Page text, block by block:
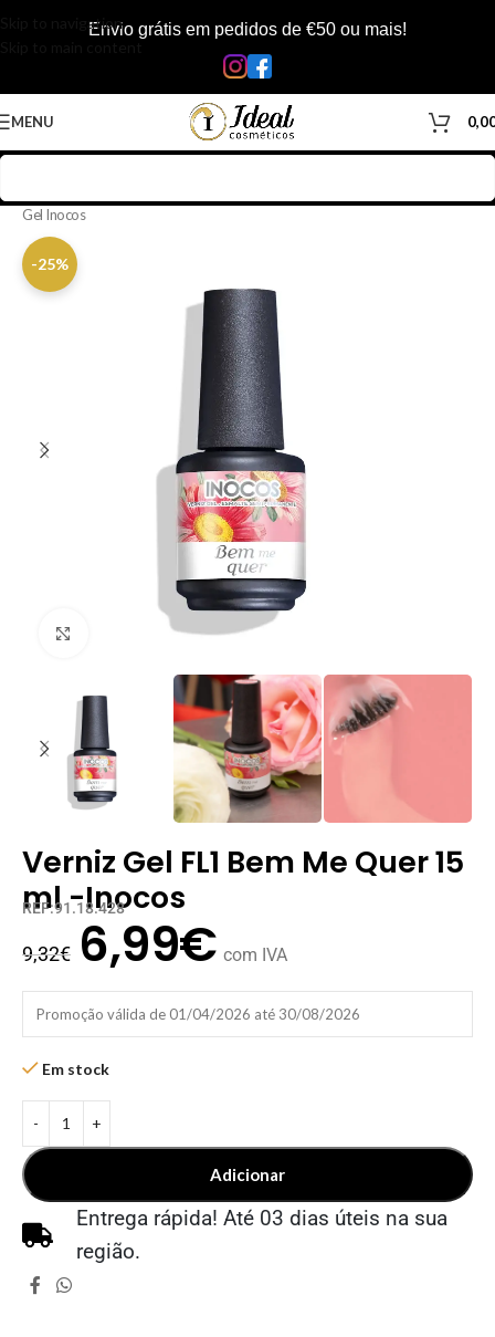
Skip to navigationEnvio grátis em pedidos de €50 ou mais!
MENU
Gel Inocos
-25%
Clique para ampliar
Verniz Gel FL1 Bem Me Quer 15
ml -Inocos
REF:91.18.428
9,32€ 6,99€ com IVA
Promoção válida de 01/04/2026 até 30/08/2026
Em stock
Adicionar
Entrega rápida! Até 03 dias úteis na sua
região.